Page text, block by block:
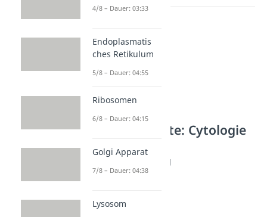
Weitere Inhalte: Cytologie
Zellvorgänge
Zelldifferenzierung
Dauer: 04:17
4/8 – Dauer: 03:33
Endoplasmatis
ches Retikulum
5/8 – Dauer: 04:55
Ribosomen
6/8 – Dauer: 04:15
Golgi Apparat
7/8 – Dauer: 04:38
Lysosom